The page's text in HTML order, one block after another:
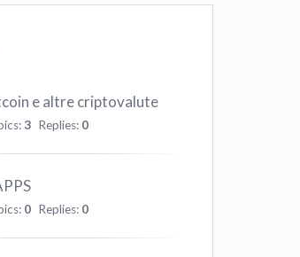
e altre criptovalute
3 Replies: 0
0 Replies: 0